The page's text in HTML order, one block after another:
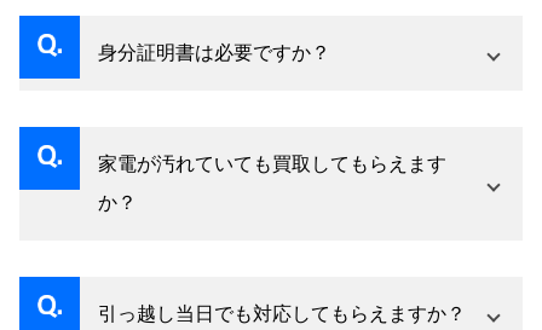
身分証明書は必要ですか？
分証明書の提示をお願いしています。運転免許
証、健康保険証、パスポート、マイナンバーカ
切に管理いたします。身分証明書をお忘れの場
家電が汚れていても買取してもらえます
か？
掃されている製品の方が査定額は高くなりま
引っ越し当日でも対応してもらえますか？